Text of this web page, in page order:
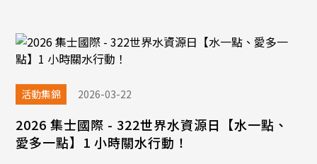
活動集錦 2026-03-22
2026 集士國際 - 322世界水資源日【水一點、
愛多一點】1 小時關水行動！